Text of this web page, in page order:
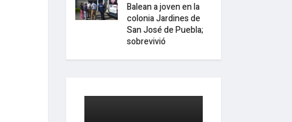
Balean a joven en la
colonia Jardines de
San José de Puebla;
sobrevivió